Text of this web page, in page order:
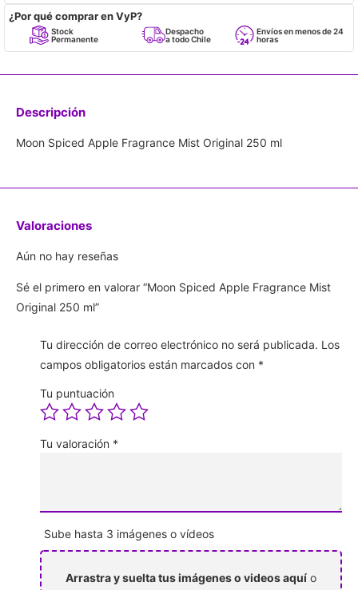
¿Por qué comprar en VyP?
Stock
Permanente
Despacho
a todo Chile
Envíos en menos de 24
horas
Descripción
Moon Spiced Apple Fragrance Mist Original 250 ml
Valoraciones
Aún no hay reseñas
Sé el primero en valorar “Moon Spiced Apple Fragrance Mist
Original 250 ml”
Tu dirección de correo electrónico no será publicada. Los
campos obligatorios están marcados con *
Tu puntuación
Tu valoración *
Sube hasta 3 imágenes o vídeos
Arrastra y suelta tus imágenes o videos aquí o